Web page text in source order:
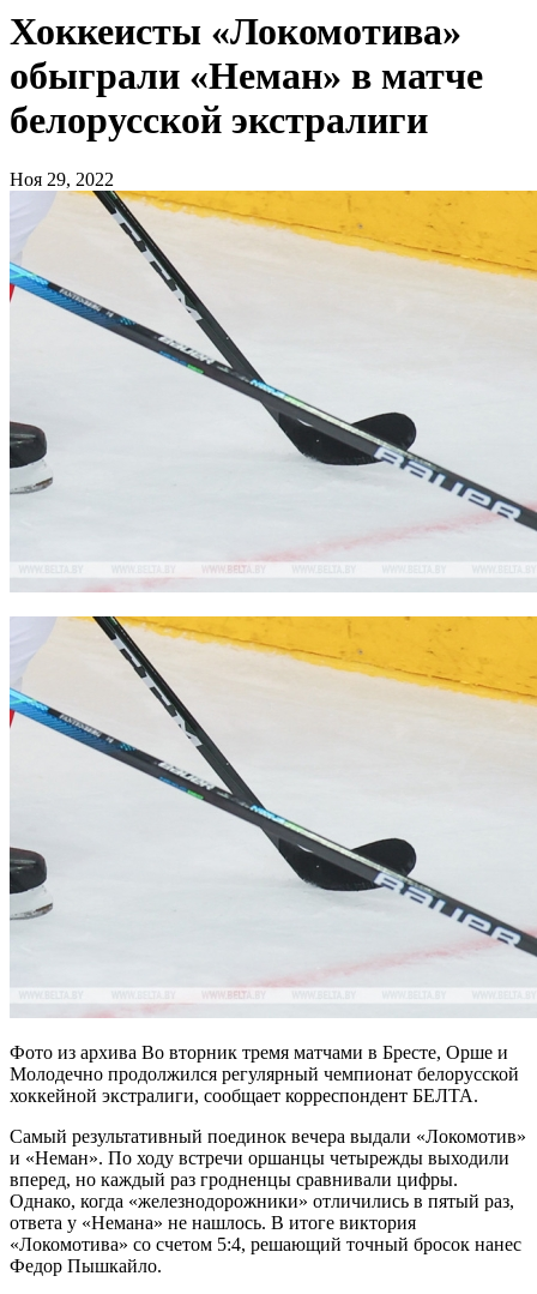
Хоккеисты «Локомотива»
обыграли «Неман» в матче
белорусской экстралиги
Ноя 29, 2022
Фото из архива Во вторник тремя матчами в Бресте, Орше и
Молодечно продолжился регулярный чемпионат белорусской
хоккейной экстралиги, сообщает корреспондент БЕЛТА.
Самый результативный поединок вечера выдали «Локомотив»
и «Неман». По ходу встречи оршанцы четырежды выходили
вперед, но каждый раз гродненцы сравнивали цифры.
Однако, когда «железнодорожники» отличились в пятый раз,
ответа у «Немана» не нашлось. В итоге виктория
«Локомотива» со счетом 5:4, решающий точный бросок нанес
Федор Пышкайло.